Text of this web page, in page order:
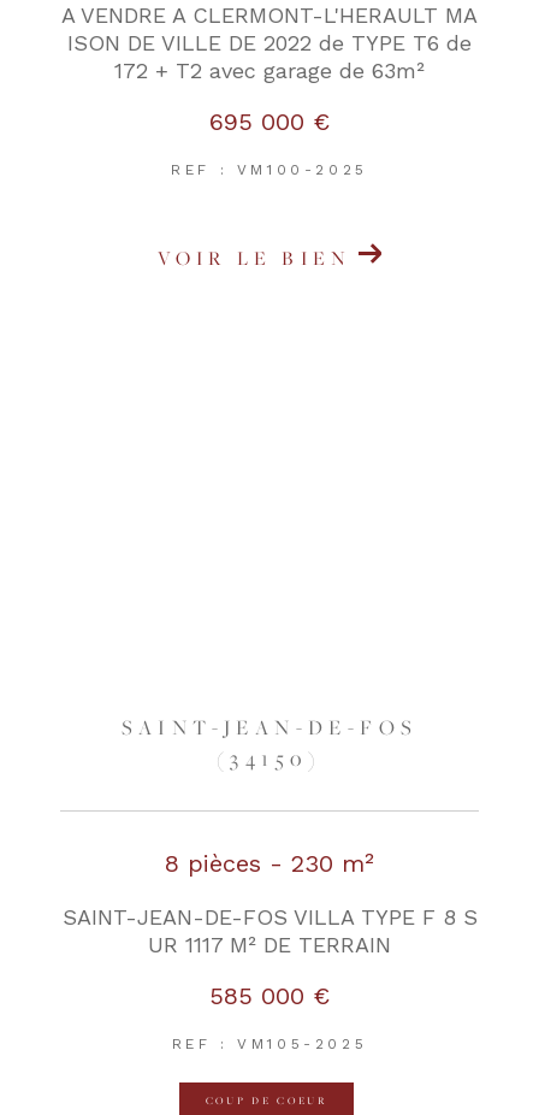
A VENDRE A CLERMONT-L'HERAULT MA
ISON DE VILLE DE 2022 de TYPE T6 de
172 + T2 avec garage de 63m²
695 000 €
REF : VM100-2025
VOIR LE BIEN
SAINT-JEAN-DE-FOS
(34150)
8 pièces - 230 m²
SAINT-JEAN-DE-FOS VILLA TYPE F 8 S
UR 1117 M² DE TERRAIN
585 000 €
REF : VM105-2025
COUP DE COEUR